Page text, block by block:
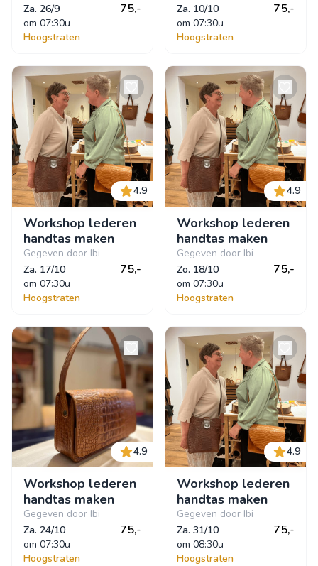
Za. 26/9
om 07:30u
75,-
Hoogstraten
Za. 10/10
om 07:30u
75,-
Hoogstraten
4.9
Workshop lederen
handtas maken
Gegeven door Ibi
Za. 17/10
om 07:30u
75,-
Hoogstraten
4.9
Workshop lederen
handtas maken
Gegeven door Ibi
Zo. 18/10
om 07:30u
75,-
Hoogstraten
4.9
Workshop lederen
handtas maken
Gegeven door Ibi
Za. 24/10
om 07:30u
75,-
Hoogstraten
4.9
Workshop lederen
handtas maken
Gegeven door Ibi
Za. 31/10
om 08:30u
75,-
Hoogstraten